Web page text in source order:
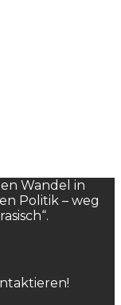
Wandel in
Politik – weg